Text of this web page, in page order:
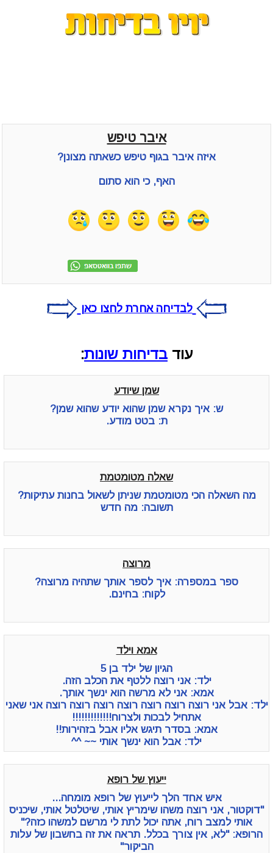
איבר טיפש
איזה איבר בגוף טיפש כשאתה מצונן?
האף, כי הוא סתום
לבדיחה אחרת לחצו כאן
עוד בדיחות שונות:
שמן שיודע
ש: איך נקרא שמן שהוא יודע שהוא שמן?
ת: בטט מודע.
שאלה מטומטמת
מה השאלה הכי מטומטמת שניתן לשאול בחנות עתיקות?
תשובה: מה חדש
מרוצה
ספר במספרה: איך לספר אותך שתהיה מרוצה?
לקוח: בחינם.
אמא וילד
הגיון של ילד בן 5
ילד: אני רוצה ללטף את הכלב הזה.
אמא: אני לא מרשה הוא ינשך אותך.
ילד: אבל אני רוצה רוצה רוצה רוצה רוצה רוצה רוצה אני שאני
אתחיל לבכות ולצרוח!!!!!!!!!!!!!
אמא: בסדר תיגש אליו אבל בזהירות!!
ילד: אבל הוא ינשך אותי ~~ ^^
ייעוץ של רופא
איש אחד הלך לייעוץ של רופא מומחה...
"דוקטור, אני רוצה משהו שימריץ אותי, שיטלטל אותי, שיכניס
אותי למצב רוח, אתה יכול לתת לי מרשם למשהו כזה?"
הרופא: "לא, אין צורך בכלל. תראה את זה בחשבון של עלות
הביקור"